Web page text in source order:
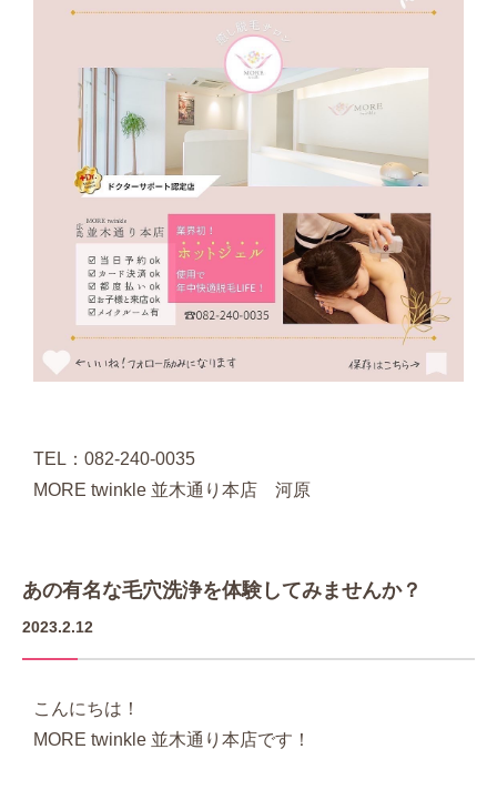
TEL：082-240-0035
MORE twinkle 並木通り本店 河原
あの有名な毛穴洗浄を体験してみませんか？
2023.2.12
こんにちは！
MORE twinkle 並木通り本店です！